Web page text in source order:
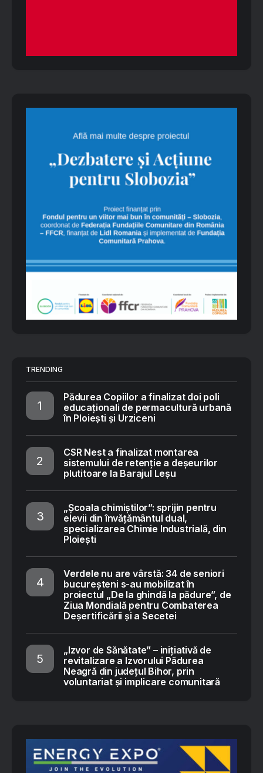
TRENDING
Pădurea Copiilor a finalizat doi poli
educaționali de permacultură urbană
în Ploiești și Urziceni
CSR Nest a finalizat montarea
sistemului de retenție a deșeurilor
plutitoare la Barajul Leșu
„Școala chimiștilor”: sprijin pentru
elevii din învățământul dual,
specializarea Chimie Industrială, din
Ploiești
Verdele nu are vârstă: 34 de seniori
bucureșteni s-au mobilizat în
proiectul „De la ghindă la pădure”, de
Ziua Mondială pentru Combaterea
Deșertificării și a Secetei
„Izvor de Sănătate” – inițiativă de
revitalizare a Izvorului Pădurea
Neagră din județul Bihor, prin
voluntariat și implicare comunitară